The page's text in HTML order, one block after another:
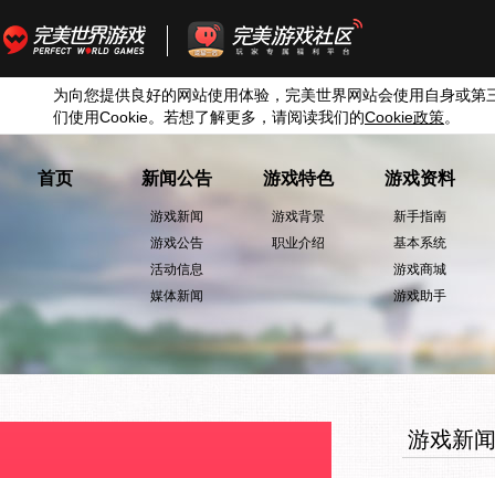
为向您提供良好的网站使用体验，完美世界网站会使用自身或第
们使用Cookie。若想了解更多，请阅读我们的Cookie政策。
首页 新闻公告
游戏新闻
游戏公告
活动信息
媒体新闻
游戏特色
游戏背景
职业介绍
游戏资料
新手指南
基本系统
游戏商城
游戏助手
游戏新闻